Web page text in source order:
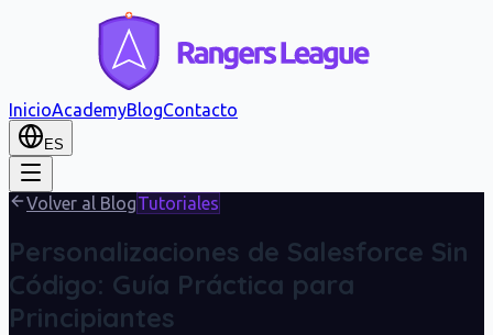
InicioAcademyBlogContacto
ES
Volver al BlogTutoriales
Personalizaciones de Salesforce Sin
Código: Guía Práctica para
Principiantes